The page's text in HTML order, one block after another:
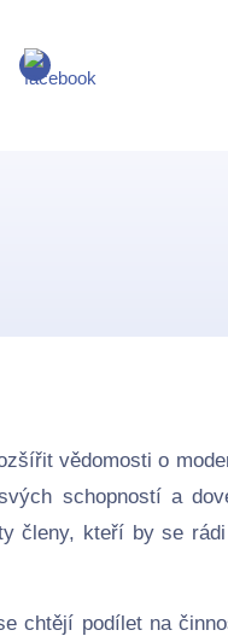
vědomosti o
schopností a
členy, kteří by se
chtějí podílet na